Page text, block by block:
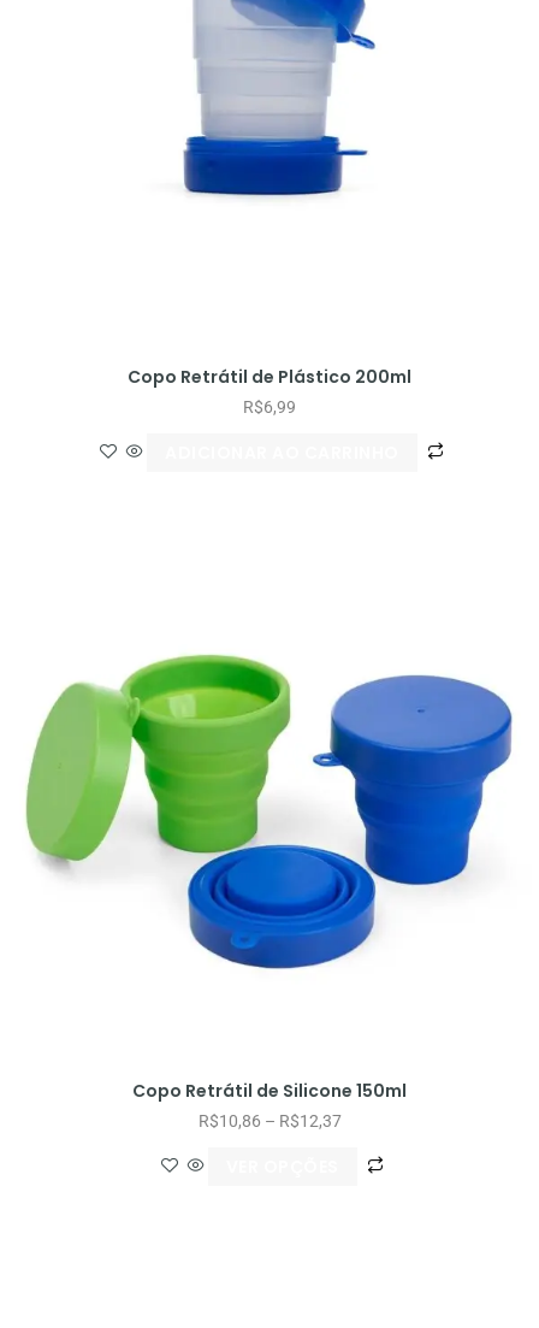
Copo Retrátil de Plástico 200ml
R$6,99
Copo Retrátil de Silicone 150ml
R$10,86 – R$12,37